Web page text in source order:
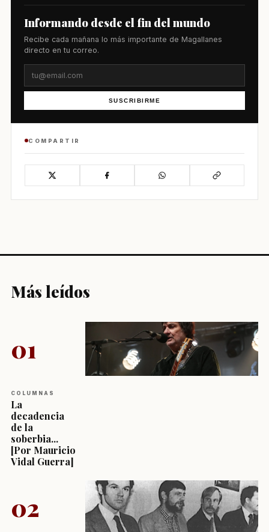
Informando desde el fin del mundo
Recibe cada mañana lo más importante de Magallanes
directo en tu correo.
SUSCRIBIRME
COMPARTIR
Más leídos
01
COLUMNAS
La
decadencia
de la
soberbia...
[Por Mauricio
Vidal Guerra]
02